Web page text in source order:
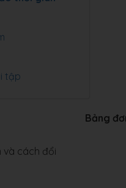
tập
Bảng
và cách đổi